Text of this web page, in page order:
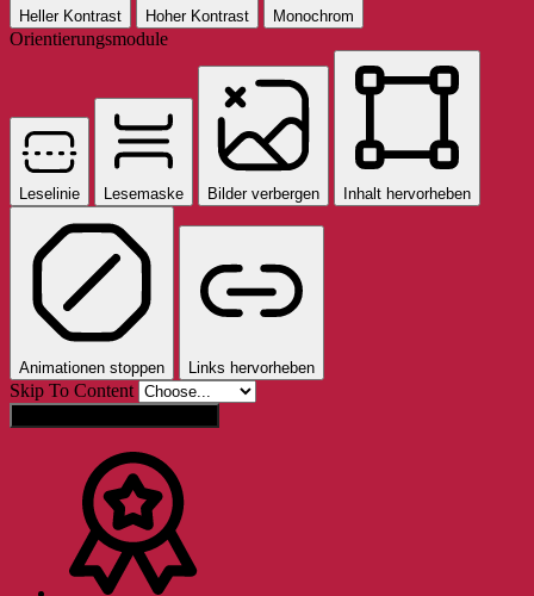
Heller Kontrast Hoher Kontrast Monochrom
Orientierungsmodule
Leselinie Lesemaske Bilder verbergen Inhalt hervorheben
Animationen stoppen Links hervorheben
Skip To Content